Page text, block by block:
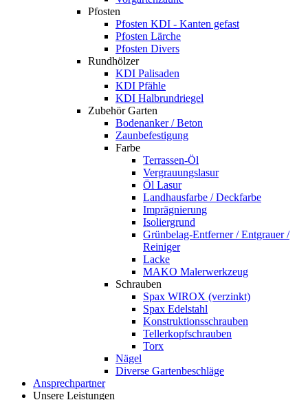
Pfosten
Pfosten KDI - Kanten gefast
Pfosten Lärche
Pfosten Divers
Rundhölzer
KDI Palisaden
KDI Pfähle
KDI Halbrundriegel
Zubehör Garten
Bodenanker / Beton
Zaunbefestigung
Farbe
Terrassen-Öl
Vergrauungslasur
Öl Lasur
Landhausfarbe / Deckfarbe
Imprägnierung
Isoliergrund
Grünbelag-Entferner / Entgrauer /
Reiniger
Lacke
MAKO Malerwerkzeug
Schrauben
Spax WIROX (verzinkt)
Spax Edelstahl
Konstruktionsschrauben
Tellerkopfschrauben
Torx
Nägel
Diverse Gartenbeschläge
Ansprechpartner
Unsere Leistungen